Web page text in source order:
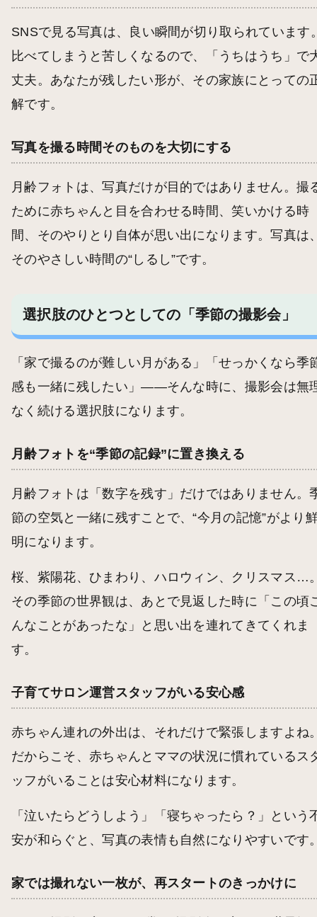
SNSで見る写真は、良い瞬間が切り取られています
比べてしまうと苦しくなるので、「うちはうち」で
丈夫。あなたが残したい形が、その家族にとっての
解です。
写真を撮る時間そのものを大切にする
月齢フォトは、写真だけが目的ではありません。撮
ために赤ちゃんと目を合わせる時間、笑いかける時
間、そのやりとり自体が思い出になります。写真は
そのやさしい時間の“しるし”です。
選択肢のひとつとしての「季節の撮影会」
「家で撮るのが難しい月がある」「せっかくなら季
感も一緒に残したい」——そんな時に、撮影会は無
なく続ける選択肢になります。
月齢フォトを“季節の記録”に置き換える
月齢フォトは「数字を残す」だけではありません。
節の空気と一緒に残すことで、“今月の記憶”がより
明になります。
桜、紫陽花、ひまわり、ハロウィン、クリスマス…
その季節の世界観は、あとで見返した時に「この頃
んなことがあったな」と思い出を連れてきてくれま
す。
子育てサロン運営スタッフがいる安心感
赤ちゃん連れの外出は、それだけで緊張しますよね
だからこそ、赤ちゃんとママの状況に慣れているス
ッフがいることは安心材料になります。
「泣いたらどうしよう」「寝ちゃったら？」という
安が和らぐと、写真の表情も自然になりやすいです
家では撮れない一枚が、再スタートのきっかけに